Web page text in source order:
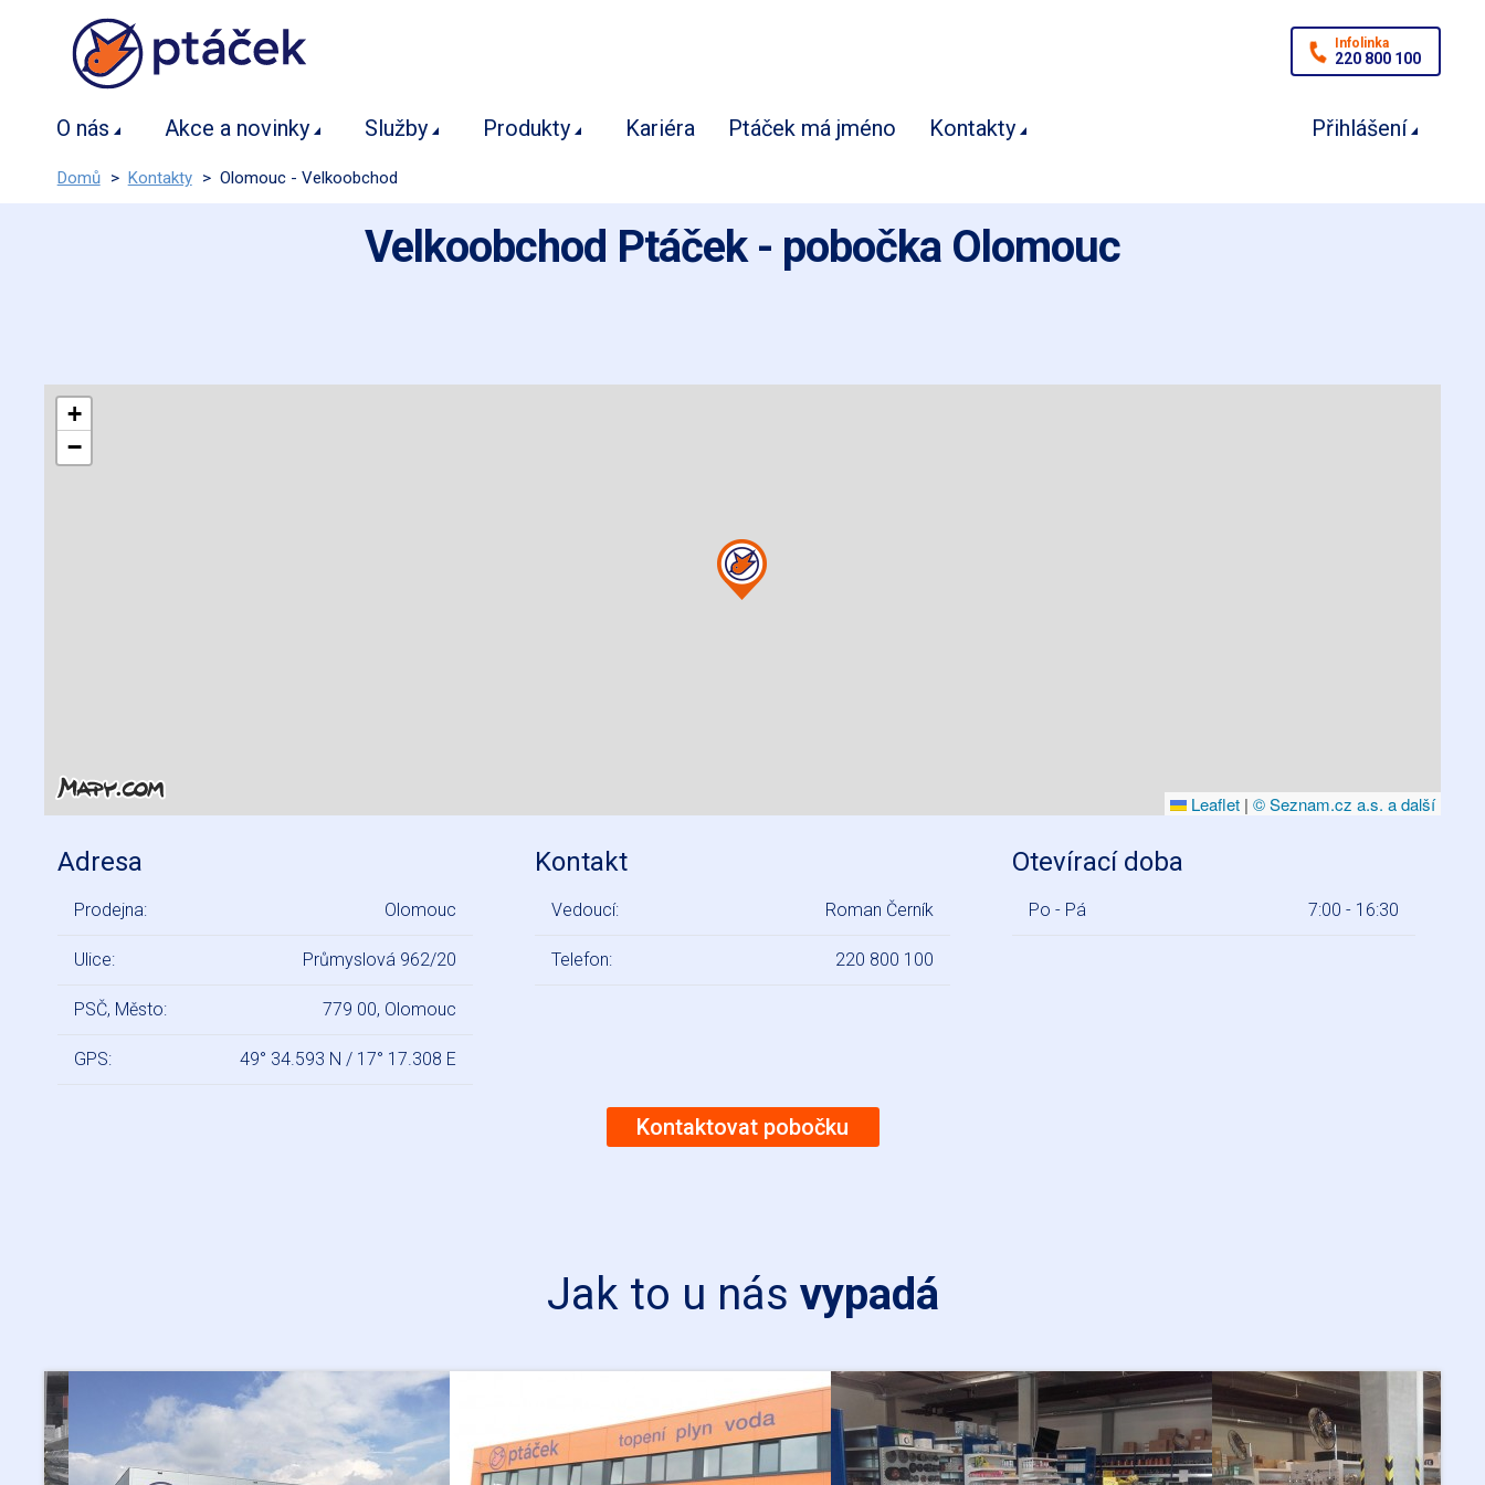
Infolinka
220 800 100
Přihlášení
O nás Akce a novinky Služby Produkty Kariéra Ptáček má jméno Kontakty
Domů > Kontakty > Olomouc - Velkoobchod
Velkoobchod Ptáček - pobočka Olomouc
+
−
Leaflet | © Seznam.cz a.s. a další
Adresa
Prodejna: Olomouc
Ulice: Průmyslová 962/20
PSČ, Město: 779 00, Olomouc
GPS: 49° 34.593 N / 17° 17.308 E
Kontakt
Vedoucí: Roman Černík
Telefon: 220 800 100
Otevírací doba
Po - Pá 7:00 - 16:30
Kontaktovat pobočku
Jak to u nás vypadá